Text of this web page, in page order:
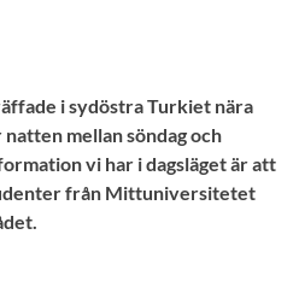
i sydöstra Turkiet nära
mellan söndag och
vi har i dagsläget är att
från Mittuniversitetet